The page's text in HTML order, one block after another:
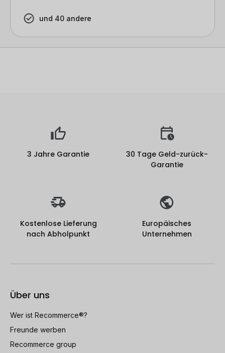
und 40 andere
3 Jahre Garantie
30 Tage Geld-zurück-
Garantie
Kostenlose Lieferung
nach Abholpunkt
Europäisches
Unternehmen
Über uns
Wer ist Recommerce®?
Freunde werben
Recommerce group